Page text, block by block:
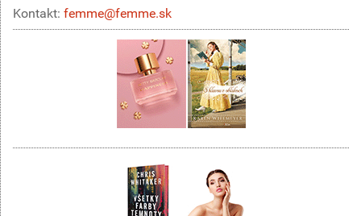
Kontakt: femme@femme.sk